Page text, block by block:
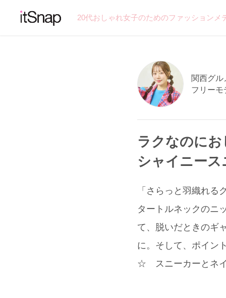
20代おしゃれ女子のためのファッション
関西グル
フリーモ
ラクなのに
シャイニー
「さらっと羽織れ
タートルネックのニ
て、脱いだときのギ
に。そして、ポイン
☆ スニーカーとネイ